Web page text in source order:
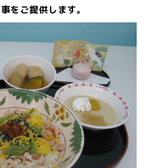
をご提供します。